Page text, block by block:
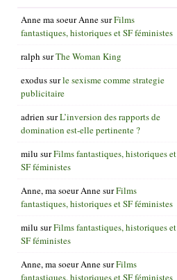
Anne ma soeur AnnesurFilms
fantastiques, historiques et SF féministes
ralph surThe Woman King
exodussurle sexisme comme strategie
publicitaire
adrien surL’inversion des rapports de
domination est-elle pertinente ?
milu surFilms fantastiques, historiques et
SF féministes
Anne, ma soeur AnnesurFilms
fantastiques, historiques et SF féministes
milu surFilms fantastiques, historiques et
SF féministes
Anne, ma soeur AnnesurFilms
fantastiques, historiques et SF féministes